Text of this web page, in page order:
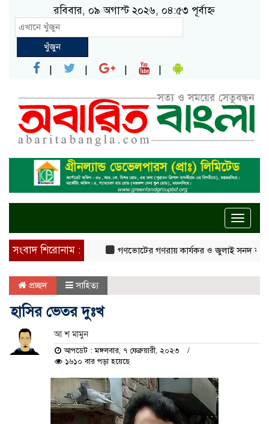
রবিবার, ০৯ অগাস্ট ২০২৬, ০৪:৫৩ পূর্বাহ্ন
খুঁজুন
Toggle
সংবাদ শিরোনাম :
গণভোটের গণরায় কার্যকর ও জুলাই সনদ বাস্তবায়নের
প্রচ্ছদ সাহিত্য
হাসির ভেতর দুঃখ
আ শ মামুন
আপডেট : মঙ্গলবার, ৭ ফেব্রুয়ারী, ২০২৩
১৬১০ বার পড়া হয়েছে